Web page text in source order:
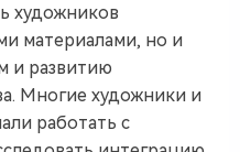
художников
материалами, но и
и развитию
Многие художники и
работать с